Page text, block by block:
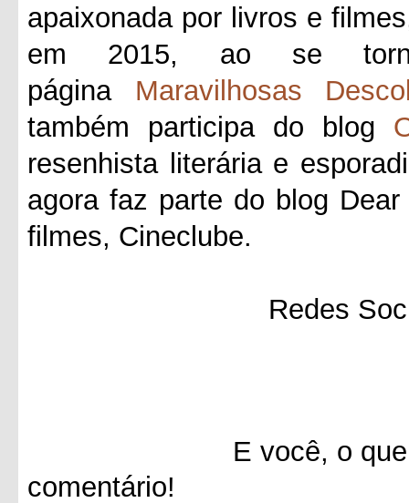
apaixonada por livros e
em 2015, ao se
página Maravilhosas
também participa do blog
resenhista literária e
agora faz parte do blog
filmes, Cineclube.
Redes
E você, o que achou
comentário!